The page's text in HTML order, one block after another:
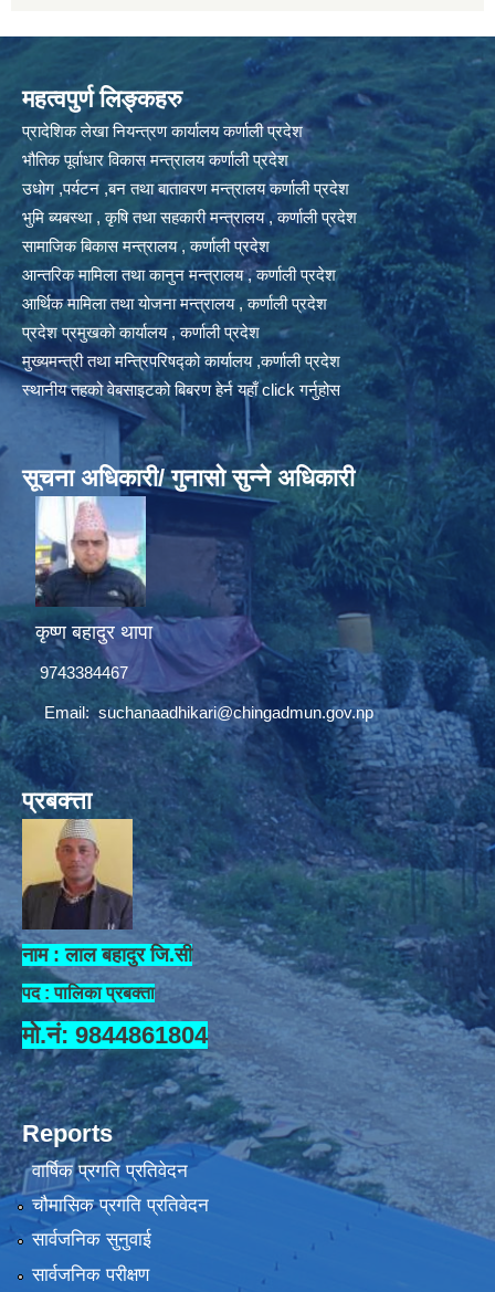
महत्वपुर्ण लिङ्कहरु
प्रादेशिक लेखा नियन्त्रण कार्यालय कर्णाली प्रदेश
भौतिक पूर्वाधार विकास मन्त्रालय कर्णाली प्रदेश
उधोग ,पर्यटन ,बन तथा बातावरण मन्त्रालय कर्णाली प्रदेश
भुमि ब्यबस्था , कृषि तथा सहकारी मन्त्रालय , कर्णाली प्रदेश
सामाजिक बिकास मन्त्रालय , कर्णाली प्रदेश
आन्तरिक मामिला तथा कानुन मन्त्रालय , कर्णाली प्रदेश
आर्थिक मामिला तथा योजना मन्त्रालय , कर्णाली प्रदेश
प्रदेश प्रमुखको कार्यालय , कर्णाली प्रदेश
मुख्यमन्त्री तथा मन्त्रिपरिषद्को कार्यालय ,कर्णाली प्रदेश
स्थानीय तहको वेबसाइटको बिबरण हेर्न यहाँ click गर्नुहोस
सूचना अधिकारी/ गुनासो सुन्ने अधिकारी
कृष्ण बहादुर थापा
9743384467
Email:suchanaadhikari@chingadmun.gov.np
प्रबक्त्ता
नाम : लाल बहादुर जि.सी
पद : पालिका प्रबक्ता
मो.नं: 9844861804
Reports
वार्षिक प्रगति प्रतिवेदन
चौमासिक प्रगति प्रतिवेदन
सार्वजनिक सुनुवाई
सार्वजनिक परीक्षण